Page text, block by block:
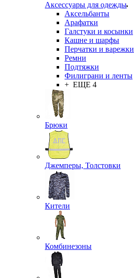
Аксессуары для одежды
Аксельбанты
Арафатки
Галстуки и косынки
Кашне и шарфы
Перчатки и варежки
Ремни
Подтяжки
Филиграни и ленты
+ ЕЩЕ 4
Брюки
Джемперы, Толстовки
Кители
Комбинезоны